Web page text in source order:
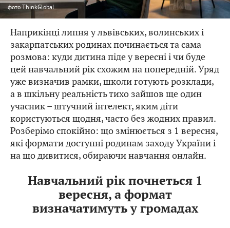
фото ThinkGlobal
Наприкінці липня у львівських, волинських і
закарпатських родинах починається та сама
розмова: куди дитина піде у вересні і чи буде
цей навчальний рік схожим на попередній. Уряд
уже визначив рамки, школи готують розклади,
а в шкільну реальність тихо зайшов ще один
учасник – штучний інтелект, яким діти
користуються щодня, часто без жодних правил.
Розберімо спокійно: що змінюється з 1 вересня,
які формати доступні родинам заходу України і
на що дивитися, обираючи навчання онлайн.
Навчальний рік почнеться 1
вересня, а формат
визначатимуть у громадах